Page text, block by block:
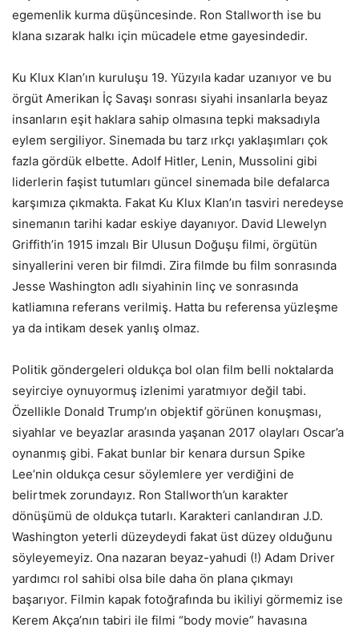
egemenlik kurma düşüncesinde. Ron Stallworth ise bu
klana sızarak halkı için mücadele etme gayesindedir.
Ku Klux Klan’ın kuruluşu 19. Yüzyıla kadar uzanıyor ve bu
örgüt Amerikan İç Savaşı sonrası siyahi insanlarla beyaz
insanların eşit haklara sahip olmasına tepki maksadıyla
eylem sergiliyor. Sinemada bu tarz ırkçı yaklaşımları çok
fazla gördük elbette. Adolf Hitler, Lenin, Mussolini gibi
liderlerin faşist tutumları güncel sinemada bile defalarca
karşımıza çıkmakta. Fakat Ku Klux Klan’ın tasviri neredeyse
sinemanın tarihi kadar eskiye dayanıyor. David Llewelyn
Griffith’in 1915 imzalı Bir Ulusun Doğuşu filmi, örgütün
sinyallerini veren bir filmdi. Zira filmde bu film sonrasında
Jesse Washington adlı siyahinin linç ve sonrasında
katliamına referans verilmiş. Hatta bu referensa yüzleşme
ya da intikam desek yanlış olmaz.
Politik göndergeleri oldukça bol olan film belli noktalarda
seyirciye oynuyormuş izlenimi yaratmıyor değil tabi.
Özellikle Donald Trump’ın objektif görünen konuşması,
siyahlar ve beyazlar arasında yaşanan 2017 olayları Oscar’a
oynanmış gibi. Fakat bunlar bir kenara dursun Spike
Lee’nin oldukça cesur söylemlere yer verdiğini de
belirtmek zorundayız. Ron Stallworth’un karakter
dönüşümü de oldukça tutarlı. Karakteri canlandıran J.D.
Washington yeterli düzeydeydi fakat üst düzey olduğunu
söyleyemeyiz. Ona nazaran beyaz-yahudi (!) Adam Driver
yardımcı rol sahibi olsa bile daha ön plana çıkmayı
başarıyor. Filmin kapak fotoğrafında bu ikiliyi görmemiz ise
Kerem Akça’nın tabiri ile filmi “body movie” havasına